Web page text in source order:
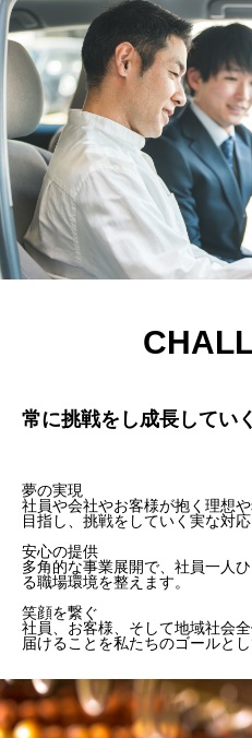
常に挑戦をし成長してい
夢の実現
社員や会社やお客様が抱く理想
目指し、挑戦をしていく実な対応
安心の提供
多角的な事業展開で、社員一人
る職場環境を整えます。
笑顔を繋ぐ
社員、お客様、そして地域社会
届けることを私たちのゴールとし